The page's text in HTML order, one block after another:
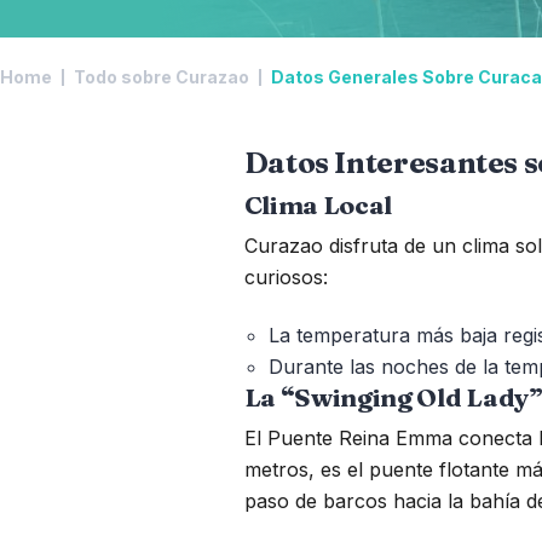
Home Todo sobre Curazao Datos Generales Sobre
Datos Interesantes
Clima Local
Curazao disfruta de un clima
curiosos:
La temperatura más baja
Durante las noches de la
La “Swinging Old
El Puente Reina Emma
metros, es el puente flotante
paso de barcos hacia la bahía